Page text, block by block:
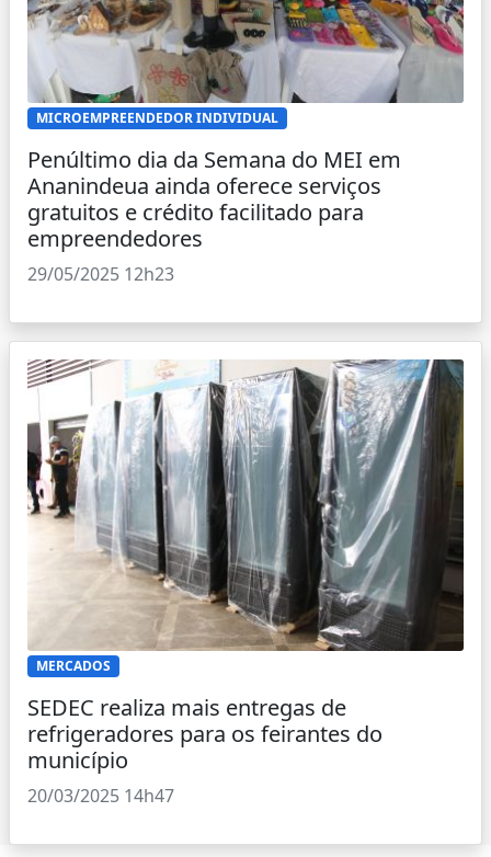
MICROEMPREENDEDOR INDIVIDUAL
Penúltimo dia da Semana do MEI em
Ananindeua ainda oferece serviços
gratuitos e crédito facilitado para
empreendedores
29/05/2025 12h23
MERCADOS
SEDEC realiza mais entregas de
refrigeradores para os feirantes do
município
20/03/2025 14h47